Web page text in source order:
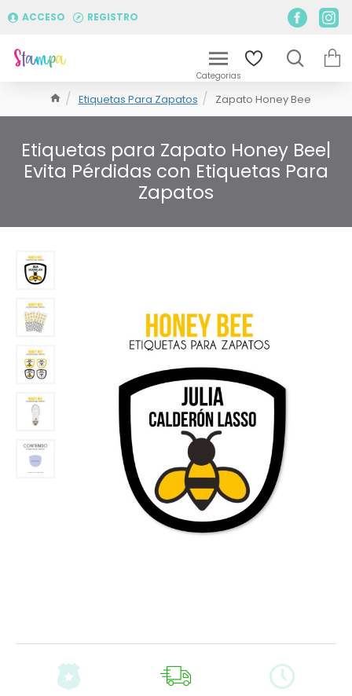
ACCESO REGISTRO
Etiquetas Para Zapatos Zapato Honey Bee
Etiquetas para Zapato Honey Bee|
Evita Pérdidas con Etiquetas Para
Zapatos